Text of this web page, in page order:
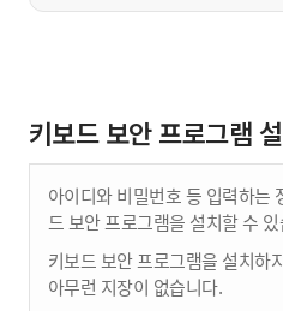
키보드 보안 프로그램
아이디와 비밀번호 등 입력하는
드 보안 프로그램을 설치할 수
키보드 보안 프로그램을 설치하
아무런 지장이 없습니다.